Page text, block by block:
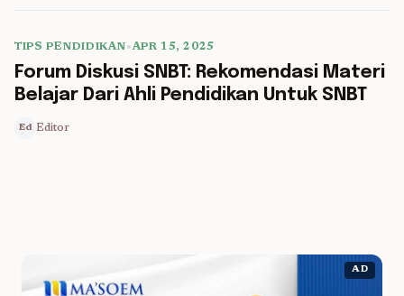
5 min read
TIPS PENDIDIKAN•APR 15, 2025
Forum Diskusi SNBT: Rekomendasi Materi
Belajar Dari Ahli Pendidikan Untuk SNBT
Ed Editor
AD